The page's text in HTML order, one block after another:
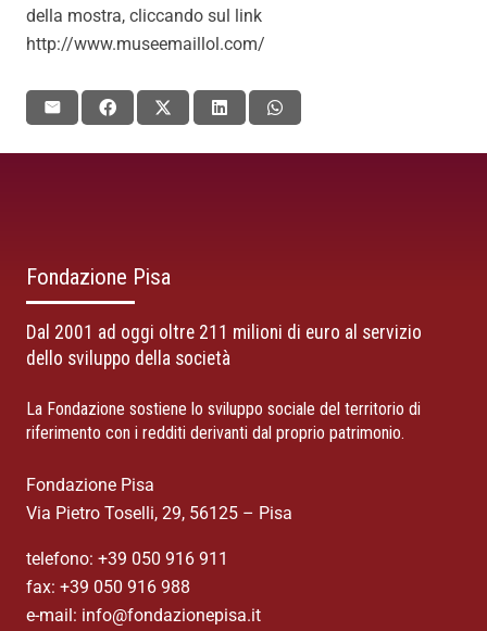
della mostra, cliccando sul link
http://www.museemaillol.com/
Fondazione Pisa
Dal 2001 ad oggi oltre 211 milioni di euro al servizio
dello sviluppo della società
La Fondazione sostiene lo sviluppo sociale del territorio di
riferimento con i redditi derivanti dal proprio patrimonio.
Fondazione Pisa
Via Pietro Toselli, 29, 56125 – Pisa
telefono: +39 050 916 911
fax: +39 050 916 988
e-mail: info@fondazionepisa.it